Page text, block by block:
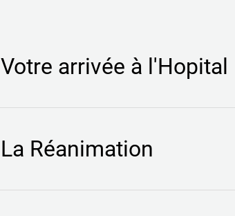
Votre arrivée à l'Hopital
La Réanimation